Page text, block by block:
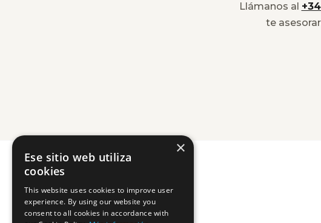
Llámanos al
te
×
Ese sitio web utiliza
cookies
This website uses cookies to improve user
experience. By using our website you
consent to all cookies in accordance with